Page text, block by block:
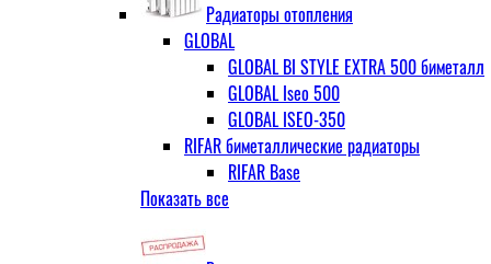
Радиаторы отопления
GLOBAL
GLOBAL BI STYLE EXTRA 500 биметалл
GLOBAL Iseo 500
GLOBAL ISEO-350
RIFAR биметаллические радиаторы
RIFAR Base
Показать все